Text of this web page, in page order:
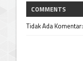
COMMENTS
Tidak Ada Komentar: